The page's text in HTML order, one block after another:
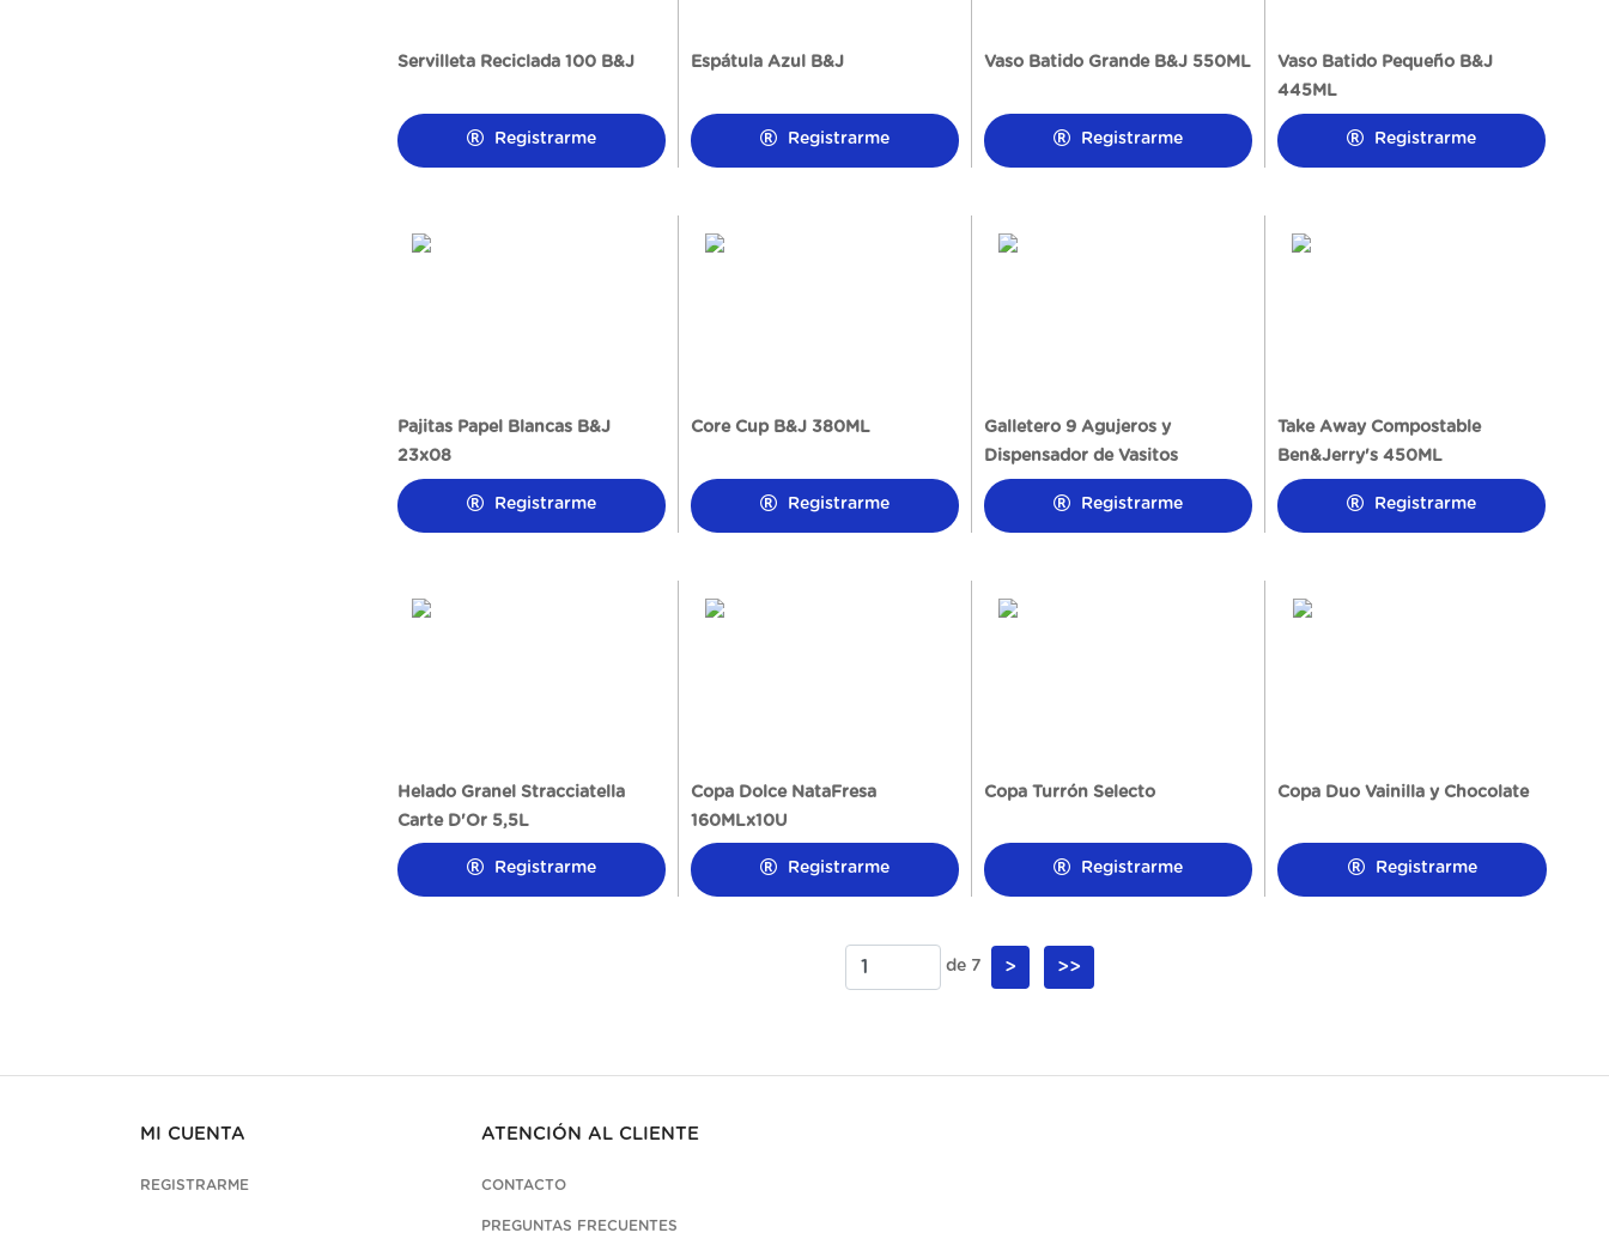
Servilleta Reciclada 100 B&J
Registrarme
Espátula Azul B&J
Registrarme
Vaso Batido Grande B&J 550ML
Registrarme
Vaso Batido Pequeño B&J
445ML
Registrarme
Pajitas Papel Blancas B&J
23x08
Registrarme
Core Cup B&J 380ML
Registrarme
Galletero 9 Agujeros y
Dispensador de Vasitos
Registrarme
Take Away Compostable
Ben&Jerry's 450ML
Registrarme
Helado Granel Stracciatella
Carte D'Or 5,5L
Registrarme
Copa Dolce NataFresa
160MLx10U
Registrarme
Copa Turrón Selecto
Registrarme
Copa Duo Vainilla y Chocolate
Registrarme
de 7 > >>
MI CUENTA
REGISTRARME
ATENCIÓN AL CLIENTE
CONTACTO
PREGUNTAS FRECUENTES